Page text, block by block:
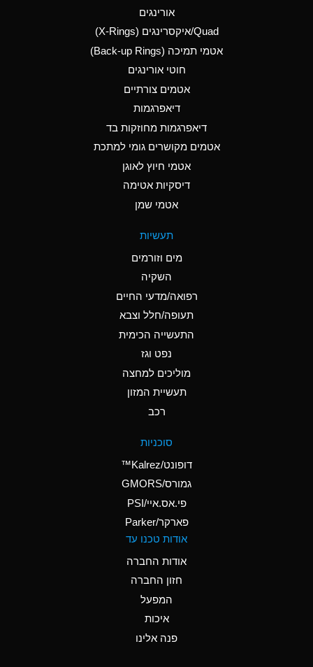
Aluminum Nitrate
(Aqueous)
Aluminum Phosphate
Ammonia Anhydrous
B
Ammonia Gas (cold)
A
Ammonia Gas (hot)
Ammonium Hydroxide
D
Ammonium Nitrate
Ammonium Nitrite
Ammonium Persulfate
Ammonium Phosphate
A
Ammonium Sulfate
A
Amyl Acetate (Banana
אורינגים
Quad/איקסרינגים (X-Rings)
אטמי תמיכה (Back-up Rings)
חוטי אורינגים
אטמים צורתיים
דיאפרגמות
דיאפרגמות מחוזקות בד
אטמים מקושרים גומי למתכת
אטמי חיוץ לאוגן
דיסקיות אטימה
אטמי שמן
תעשיות
מים וזורמים
השקיה
רפואה/מדעי החיים
תעופה/חלל וצבא
התעשייה הכימית
נפט וגז
מוליכים למחצה
תעשיית המזון
רכב
סוכניות
דופונט/Kalrez™
גמורס/GMORS
פי.אס.איי/PSI
פארקר/Parker
אודות טכנו עד
אודות החברה
חזון החברה
המפעל
איכות
פנה אלינו